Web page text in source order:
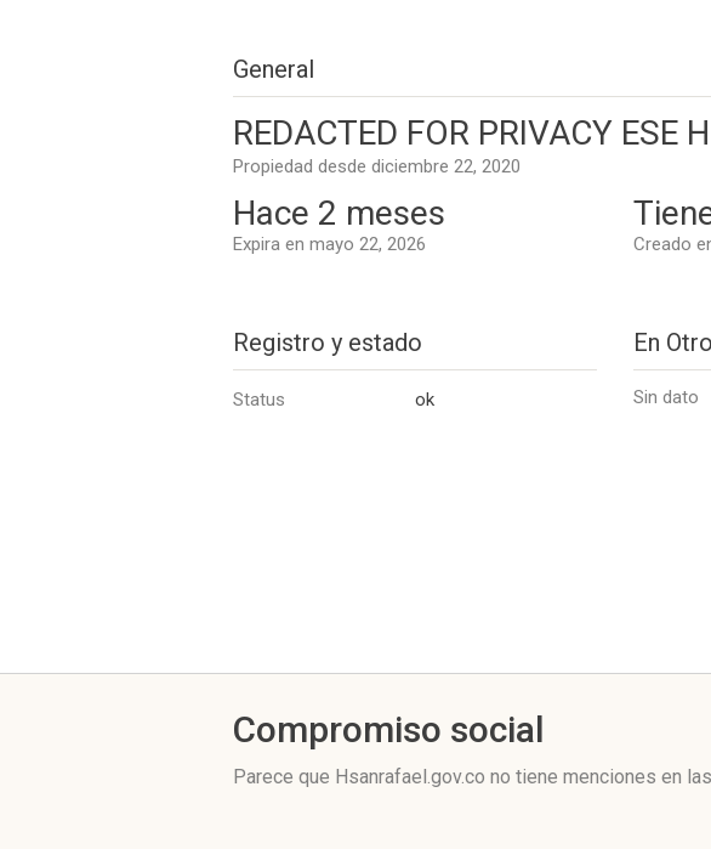
General
REDACTED FOR PRIVACY ESE
Propiedad desde diciembre 22, 2020
Hace 2 meses
Expira en mayo 22, 2026 Creado
Registro y estado
Status ok
En
Sin dato
Compromiso social
Parece que Hsanrafael.gov.co no tiene menciones en